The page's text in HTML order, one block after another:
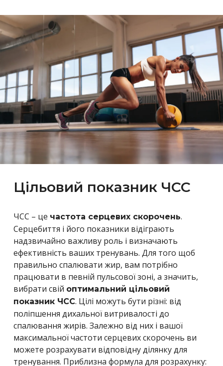
Цільовий показник ЧСС
ЧСС – це частота серцевих скорочень.
Серцебиття і його показники відіграють
надзвичайно важливу роль і визначають
ефективність ваших тренувань. Для того щоб
правильно спалювати жир, вам потрібно
працювати в певній пульсової зоні, а значить,
вибрати свій оптимальний цільовий
показник ЧСС. Цілі можуть бути різні: від
поліпшення дихальної витривалості до
спалювання жирів. Залежно від них і вашої
максимальної частоти серцевих скорочень ви
можете розрахувати відповідну ділянку для
тренування. Приблизна формула для розрахунку: